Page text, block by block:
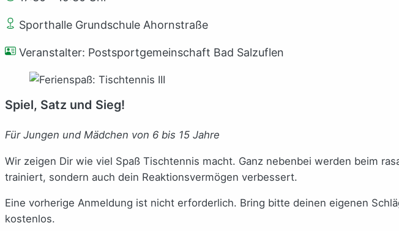
Sporthalle Grundschule Ahornstraße
Veranstalter: Postsportgemeinschaft Bad Salzuflen
Spiel, Satz und Sieg!
Für Jungen und Mädchen von 6 bis 15 Jahre
Wir zeigen Dir wie viel Spaß Tischtennis macht. Ganz nebenbei werden beim
trainiert, sondern auch dein Reaktionsvermögen verbessert.
Eine vorherige Anmeldung ist nicht erforderlich. Bring bitte deinen eigenen
kostenlos.